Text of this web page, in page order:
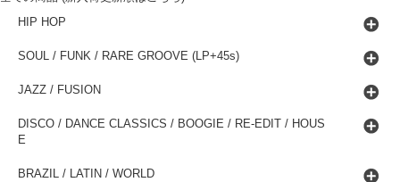
HIP HOP
SOUL / FUNK / RARE GROOVE (LP+45s)
JAZZ / FUSION
DISCO / DANCE CLASSICS / BOOGIE / RE-EDIT / HOUS
E
BRAZIL / LATIN / WORLD